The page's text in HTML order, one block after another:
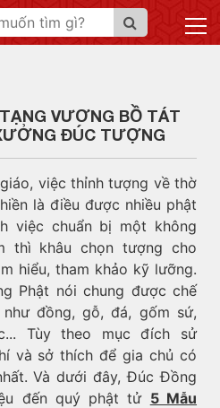
VƯƠNG BỒ TÁT
ĐÚC TƯỢNG
việc thỉnh tượng về thờ
là điều được nhiều phật
việc chuẩn bị một không
thì khâu chọn tượng cho
hiểu, tham khảo kỹ lưỡng.
Phật nói chung được chế
đồng, gỗ, đá, gốm sứ,
Tùy theo mục đích sử
và sở thích để gia chủ có
Và dưới đây, Đúc Đồng
đến quý phật tử 5 Mẫu